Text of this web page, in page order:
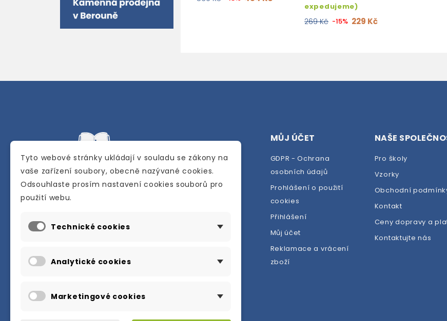
expedujeme)
269 Kč -15% 229 Kč
Internetové a kamenné knihkupectví se
anglického jazyka.
Karly Machové 48 Beroun 266 01
info@englishbooks.cz
MŮJ ÚČET
GDPR - Ochrana
osobních údajů
Prohlášení o použití
cookies
Přihlášení
Můj účet
Reklamace a vrácení
zboží
NAŠE
Pro školy
Vzorky
Obchodní
Kontakt
Ceny dopravy a
Kontaktujte nás
Tyto webové stránky ukládají v souladu se zákony na
vaše zařízení soubory, obecně nazývané cookies.
Odsouhlaste prosím nastavení cookies souborů pro
použití webu.
Technické cookies
Analytické cookies
Marketingové cookies